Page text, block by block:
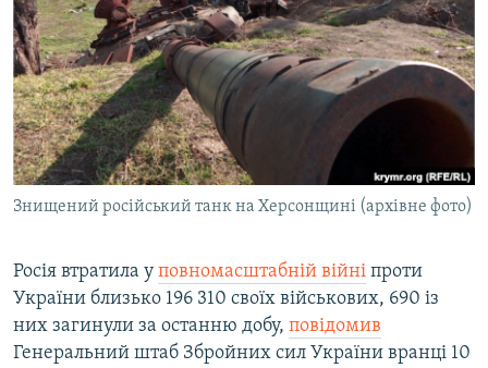
ВСЕ ЗА ДЕНЬ
СПЕЦПРОЕКТИ
ДЕПОРТАЦІЯ
ВІДЕОУРОКИ «ELIFBE»
СВІДЧЕННЯ ОКУПАЦІЇ
УКРАЇНСЬКА ПРОБЛЕМА КРИМУ
ЯК ОБІЙТИ БЛОКУВАННЯ
Русский
Qırımtatar
Усі сайти RFE/RL
Знищений російський танк на Херсонщині (архівне фото)
Росія втратила у повномасштабній війні проти
України близько 196 310 своїх військових, 690 із
них загинули за останню добу, повідомив
Генеральний штаб Збройних сил України вранці 10